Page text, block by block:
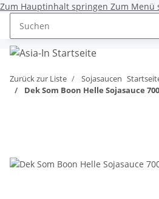
Zum Hauptinhalt springen Zum Menü
0,00 €
Zurück zur Liste Sojasaucen
Dek Som Boon Helle Sojasauce